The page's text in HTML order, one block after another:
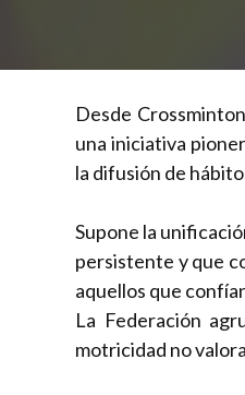
Desde
una iniciativa
la difusión de
Supone la
persistente y que
aquellos que
La Federación
motricidad no